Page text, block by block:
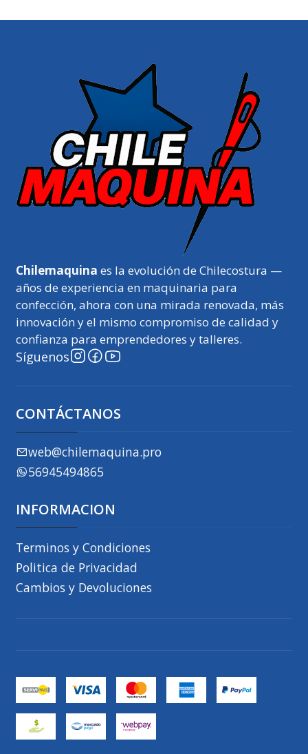
Chilemaquina es la evolución de Chilecostura —
años de experiencia en maquinaria para
confección, ahora con una mirada renovada, más
innovación y el mismo compromiso de calidad y
confianza para emprendedores y talleres.
Síguenos
CONTÁCTANOS
web@chilemaquina.pro
56945494865
INFORMACION
Terminos y Condiciones
Politica de Privacidad
Cambios y Devoluciones